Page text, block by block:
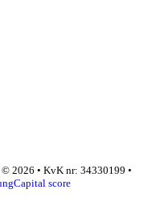
2026 • KvK nr: 34330199 •
score